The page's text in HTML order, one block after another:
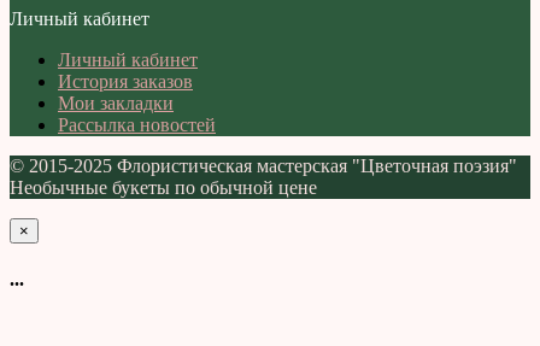
Личный кабинет
Личный кабинет
История заказов
Мои закладки
Рассылка новостей
© 2015-2025 Флористическая мастерская "Цветочная поэзия"
Необычные букеты по обычной цене
×
...